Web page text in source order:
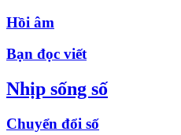
Hồi âm
Bạn đọc viết
Nhịp sống số
Chuyển đổi số